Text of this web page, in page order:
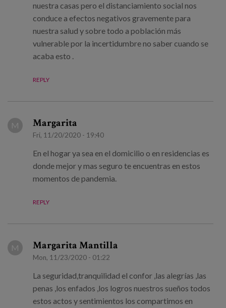
nuestra casas pero el distanciamiento social nos
conduce a efectos negativos gravemente para
nuestra salud y sobre todo a población más
vulnerable por la incertidumbre no saber cuando se
acaba esto .
REPLY
M Margarita
Fri, 11/20/2020 - 19:40
En el hogar ya sea en el domicilio o en residencias es
donde mejor y mas seguro te encuentras en estos
momentos de pandemia.
REPLY
M Margarita Mantilla
Mon, 11/23/2020 - 01:22
La seguridad,tranquilidad el confor ,las alegrías ,las
penas ,los enfados ,los logros nuestros sueños todos
estos actos y sentimientos los compartimos en